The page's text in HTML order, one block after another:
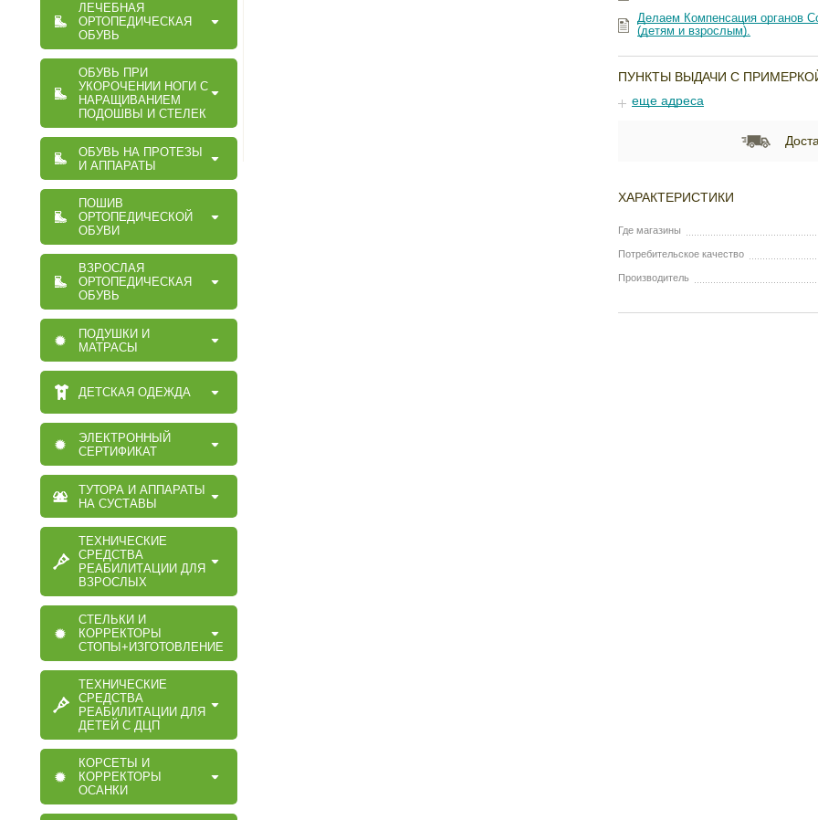
ЛЕЧЕБНАЯ
ОРТОПЕДИЧЕСКАЯ
ОБУВЬ
ОБУВЬ ПРИ
УКОРОЧЕНИИ НОГИ С
НАРАЩИВАНИЕМ
ПОДОШВЫ И СТЕЛЕК
ОБУВЬ НА ПРОТЕЗЫ
И АППАРАТЫ
ПОШИВ
ОРТОПЕДИЧЕСКОЙ
ОБУВИ
ВЗРОСЛАЯ
ОРТОПЕДИЧЕСКАЯ
ОБУВЬ
ПОДУШКИ И
МАТРАСЫ
ДЕТСКАЯ ОДЕЖДА
ЭЛЕКТРОННЫЙ
СЕРТИФИКАТ
ТУТОРА И АППАРАТЫ
НА СУСТАВЫ
ТЕХНИЧЕСКИЕ
СРЕДСТВА
РЕАБИЛИТАЦИИ ДЛЯ
ВЗРОСЛЫХ
СТЕЛЬКИ И
КОРРЕКТОРЫ
СТОПЫ+ИЗГОТОВЛЕНИЕ
ТЕХНИЧЕСКИЕ
СРЕДСТВА
РЕАБИЛИТАЦИИ ДЛЯ
ДЕТЕЙ С ДЦП
КОРСЕТЫ И
КОРРЕКТОРЫ
ОСАНКИ
Делаем Компенсация органов
(детям и взрослым).
ПУНКТЫ ВЫДАЧИ С
еще адреса
ХАРАКТЕРИСТИКИ
Где магазины
Потребительское качество
Производитель